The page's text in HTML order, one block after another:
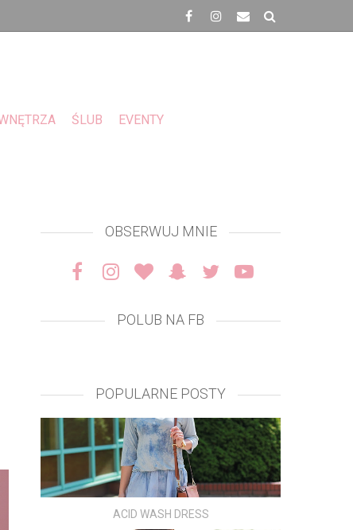
ŚLUB EVENTY
OBSERWUJ MNIE
POLUB NA FB
POPULARNE POSTY
ACID WASH DRESS